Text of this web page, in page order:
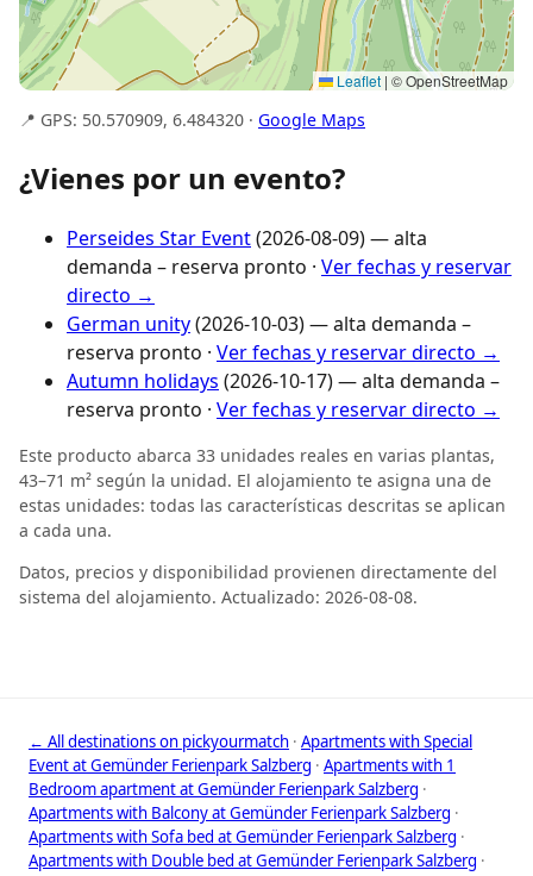
Leaflet | © OpenStreetMap
📍 GPS: 50.570909, 6.484320 · Google Maps
¿Vienes por un evento?
Perseides Star Event(2026-08-09) — alta
demanda – reserva pronto · Ver fechas y reservar
directo →
German unity(2026-10-03) — alta demanda –
reserva pronto · Ver fechas y reservar directo →
Autumn holidays (2026-10-17) — alta demanda –
reserva pronto · Ver fechas y reservar directo →
Este producto abarca 33 unidades reales en varias plantas,
43–71 m² según la unidad. El alojamiento te asigna una de
estas unidades: todas las características descritas se aplican
a cada una.
Datos, precios y disponibilidad provienen directamente del
sistema del alojamiento. Actualizado: 2026-08-08.
← All destinations on pickyourmatch · Apartments with Special
Event at Gemünder Ferienpark Salzberg · Apartments with 1
Bedroom apartment at Gemünder Ferienpark Salzberg ·
Apartments with Balcony at Gemünder Ferienpark Salzberg ·
Apartments with Sofa bed at Gemünder Ferienpark Salzberg ·
Apartments with Double bed at Gemünder Ferienpark Salzberg ·